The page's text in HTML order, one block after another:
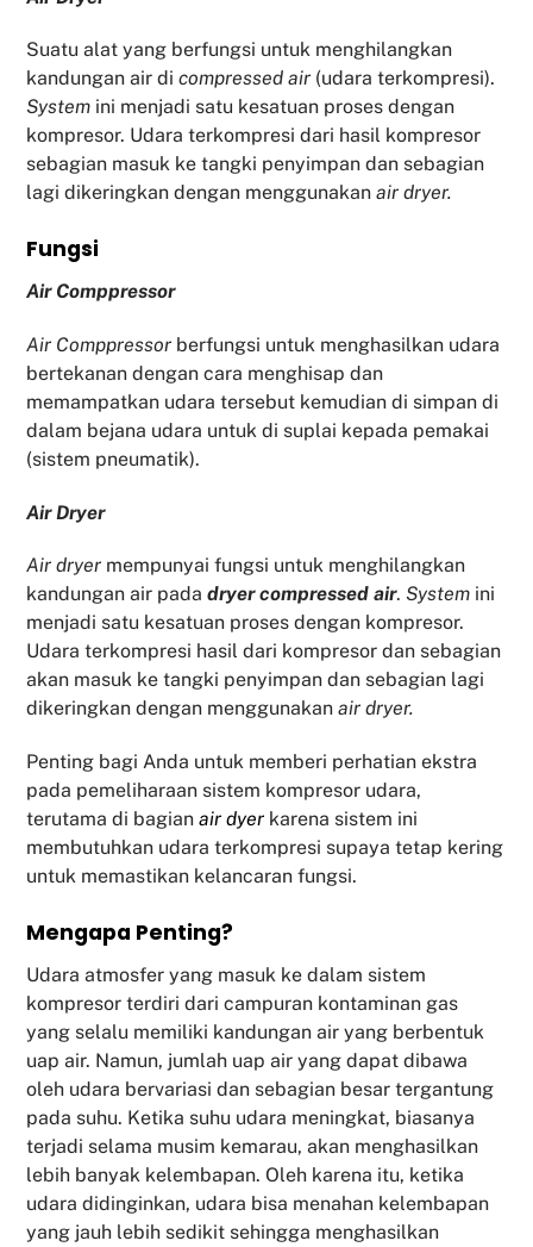
Suatu alat yang berfungsi untuk menghilangkan
kandungan air dicompressed air (udara terkompresi).
System ini menjadi satu kesatuan proses dengan
kompresor. Udara terkompresi dari hasil kompresor
sebagian masuk ke tangki penyimpan dan sebagian
lagi dikeringkan dengan menggunakan air dryer.
Fungsi
Air Comppressor
Air Comppressor berfungsi untuk menghasilkan udara
bertekanan dengan cara menghisap dan
memampatkan udara tersebut kemudian di simpan di
dalam bejana udara untuk di suplai kepada pemakai
(sistem pneumatik).
Air Dryer
Air dryer mempunyai fungsi untuk menghilangkan
kandungan air padadryer compressed air.System ini
menjadi satu kesatuan proses dengan kompresor.
Udara terkompresi hasil dari kompresor dan sebagian
akan masuk ke tangki penyimpan dan sebagian lagi
dikeringkan dengan menggunakanair dryer.
Penting bagi Anda untuk memberi perhatian ekstra
pada pemeliharaan sistem kompresor udara,
terutama di bagianair dyer karena sistem ini
membutuhkan udara terkompresi supaya tetap kering
untuk memastikan kelancaran fungsi.
Mengapa Penting?
Udara atmosfer yang masuk ke dalam sistem
kompresor terdiri dari campuran kontaminan gas
yang selalu memiliki kandungan air yang berbentuk
uap air. Namun, jumlah uap air yang dapat dibawa
oleh udara bervariasi dan sebagian besar tergantung
pada suhu. Ketika suhu udara meningkat, biasanya
terjadi selama musim kemarau, akan menghasilkan
lebih banyak kelembapan. Oleh karena itu, ketika
udara didinginkan, udara bisa menahan kelembapan
yang jauh lebih sedikit sehingga menghasilkan